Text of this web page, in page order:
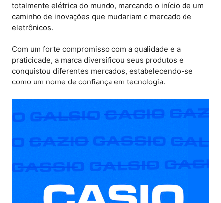
totalmente elétrica do mundo, marcando o início de um
caminho de inovações que mudariam o mercado de
eletrônicos.
Com um forte compromisso com a qualidade e a
praticidade, a marca diversificou seus produtos e
conquistou diferentes mercados, estabelecendo-se
como um nome de confiança em tecnologia.